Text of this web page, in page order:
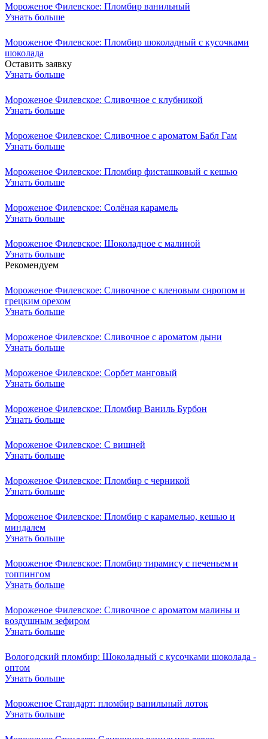
Мороженое Филевское: Пломбир ванильный
Узнать больше
Мороженое Филевское: Пломбир шоколадный с кусочками
шоколада
Оставить заявку
Узнать больше
Мороженое Филевское: Сливочное с клубникой
Узнать больше
Мороженое Филевское: Сливочное с ароматом Бабл Гам
Узнать больше
Мороженое Филевское: Пломбир фисташковый с кешью
Узнать больше
Мороженое Филевское: Солёная карамель
Узнать больше
Мороженое Филевское: Шоколадное с малиной
Узнать больше
Рекомендуем
Мороженое Филевское: Сливочное с кленовым сиропом и
грецким орехом
Узнать больше
Мороженое Филевское: Сливочное с ароматом дыни
Узнать больше
Мороженое Филевское: Сорбет манговый
Узнать больше
Мороженое Филевское: Пломбир Ваниль Бурбон
Узнать больше
Мороженое Филевское: С вишней
Узнать больше
Мороженое Филевское: Пломбир с черникой
Узнать больше
Мороженое Филевское: Пломбир с карамелью, кешью и
миндалем
Узнать больше
Мороженое Филевское: Пломбир тирамису с печеньем и
топпингом
Узнать больше
Мороженое Филевское: Сливочное с ароматом малины и
воздушным зефиром
Узнать больше
Вологодский пломбир: Шоколадный с кусочками шоколада -
оптом
Узнать больше
Мороженое Стандарт: пломбир ванильный лоток
Узнать больше